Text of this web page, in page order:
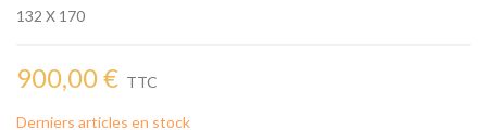
132 X 170
900,00 € TTC
Derniers articles en stock